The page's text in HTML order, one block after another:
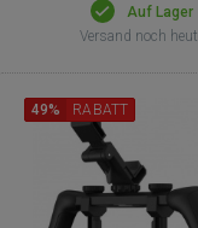
Auf Lager
Versand noch
49% RABATT